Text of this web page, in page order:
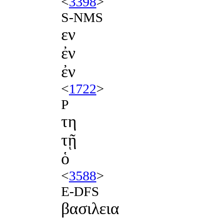
S-NMS
εν
ἐν
ἐν
<1722>
P
τη
τῇ
ὁ
<3588>
E-DFS
βασιλεια